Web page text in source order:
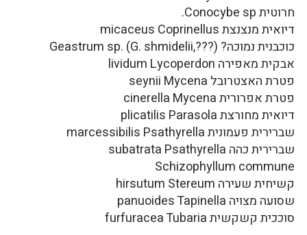
חרוטית Conocybe sp.
דיואית מנצנצת micaceus Coprinellus
כוכבנית נמוכה? Geastrum sp. (G. shmidelii,???)
אבקית מאפירה lividum Lycoperdon
פטרת האצטרובל seynii Mycena
פטרת אפרורית cinerella Mycena
דיואית מחורצת plicatilis Parasola
שברירית פעמונית marcessibilis Psathyrella
שברירית כהה subatrata Psathyrella
Schizophyllum commune
קשיחית שעירה hirsutum Stereum
שסועה מצויה panuoides Tapinella
סוככית קשקשית furfuracea Tubaria